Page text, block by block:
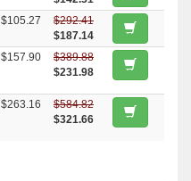
$105.27
$292.41
$187.14
$157.90
$389.88
$231.98
$263.16
$584.82
$321.66